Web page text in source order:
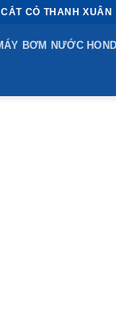
CỎ THANH XUÂN
BƠM NƯỚC